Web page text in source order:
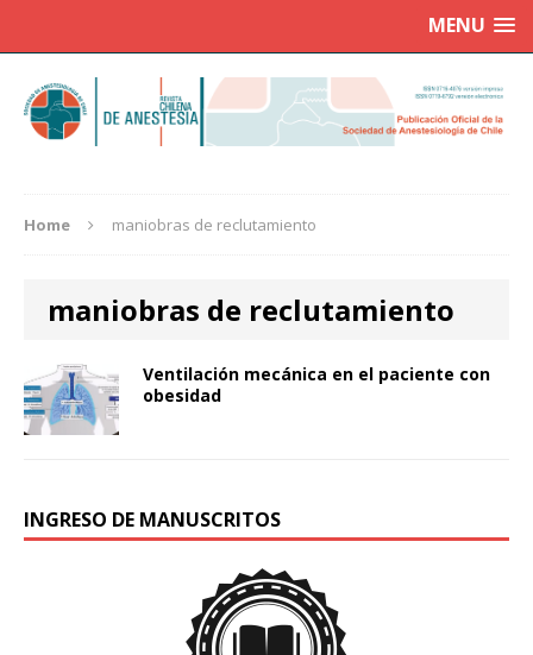
MENU
Home maniobras de reclutamiento
maniobras de reclutamiento
Ventilación mecánica en el paciente con
obesidad
INGRESO DE MANUSCRITOS